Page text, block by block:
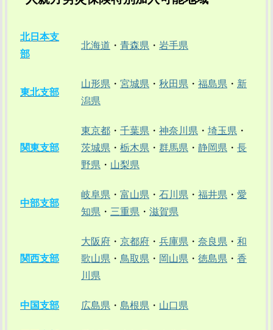
北日本支
部
北海道 ・ 青森県 ・ 岩手県
東北支部
山形県 ・ 宮城県 ・ 秋田県 ・ 福島県 ・ 新
潟県
関東支部
東京都 ・ 千葉県 ・ 神奈川県 ・ 埼玉県 ・
茨城県 ・ 栃木県 ・ 群馬県 ・ 静岡県 ・ 長
野県 ・ 山梨県
中部支部
岐阜県 ・ 富山県 ・ 石川県 ・ 福井県 ・ 愛
知県 ・ 三重県 ・ 滋賀県
関西支部
大阪府 ・ 京都府 ・ 兵庫県 ・ 奈良県 ・ 和
歌山県 ・ 鳥取県 ・ 岡山県 ・ 徳島県 ・ 香
川県
中国支部 広島県 ・ 島根県 ・ 山口県